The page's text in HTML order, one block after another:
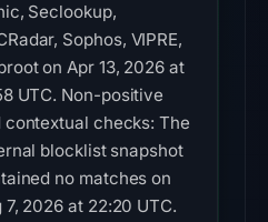
Seclookup,
Sophos, VIPRE,
on Apr 13, 2026 at
UTC. Non-positive
contextual checks: The
blocklist snapshot
no matches on
7, 2026 at 22:20 UTC.